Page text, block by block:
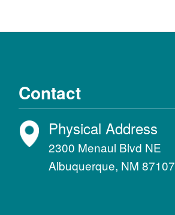
Contact
Physical Address
2300 Menaul Blvd NE
Albuquerque, NM 87107